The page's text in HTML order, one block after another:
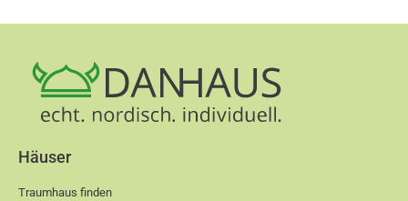
Häuser
Traumhaus finden